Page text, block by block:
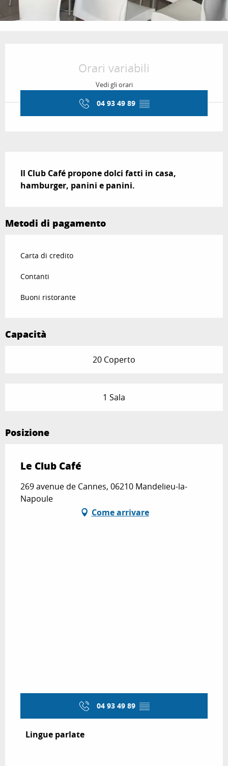
Orari variabili
Vedi gli orari
04 93 49 89 ▒▒
Il Club Café propone dolci fatti in casa,
hamburger, panini e panini.
Metodi di pagamento
Carta di credito
Contanti
Buoni ristorante
Capacità
20 Coperto
1 Sala
Posizione
Le Club Café
269 avenue de Cannes, 06210 Mandelieu-la-
Napoule
Come arrivare
04 93 49 89 ▒▒
Lingue parlate
Lingue parlate